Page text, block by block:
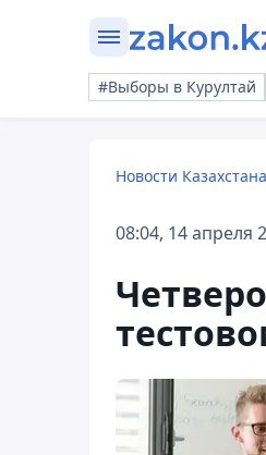
#Выборы в Курултай
Новости
08:04, 14 апреля